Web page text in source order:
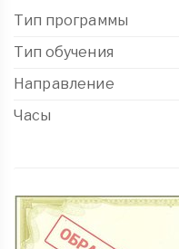
Тип программы
Тип обучения
Направление
Часы